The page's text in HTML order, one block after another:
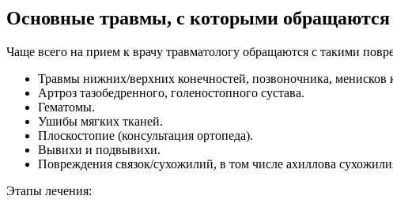
Основные травмы, с которыми обращаются
Чаще всего на прием к врачу травматологу обращаются с такими
Травмы нижних/верхних конечностей, позвоночника, менисков
Артроз тазобедренного, голеностопного сустава.
Гематомы.
Ушибы мягких тканей.
Плоскостопие (консультация ортопеда).
Вывихи и подвывихи.
Повреждения связок/сухожилий, в том числе ахиллова
Этапы лечения: